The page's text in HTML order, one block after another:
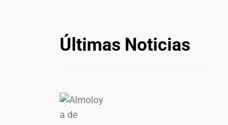
Últimas Noticias